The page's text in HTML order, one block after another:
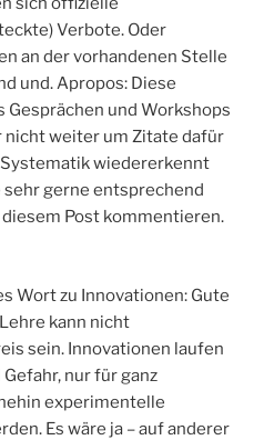
Verbote. Oder
an der vorhandenen Stelle
und. Apropos: Diese
Gesprächen und Workshops
nicht weiter um Zitate dafür
wiedererkennt
sehr gerne entsprechend
Post kommentieren.
Wort zu Innovationen: Gute
kann nicht
sein. Innovationen laufen
nur für ganz
experimentelle
Es wäre ja – auf anderer